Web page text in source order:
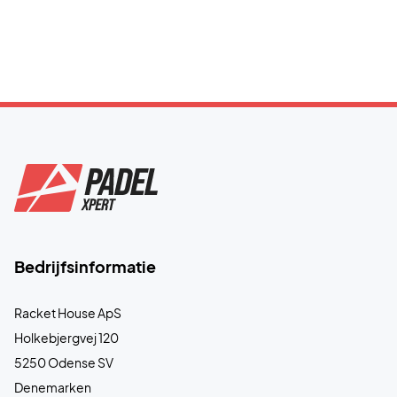
Bedrijfsinformatie
Racket House ApS
Holkebjergvej 120
5250 Odense SV
Denemarken